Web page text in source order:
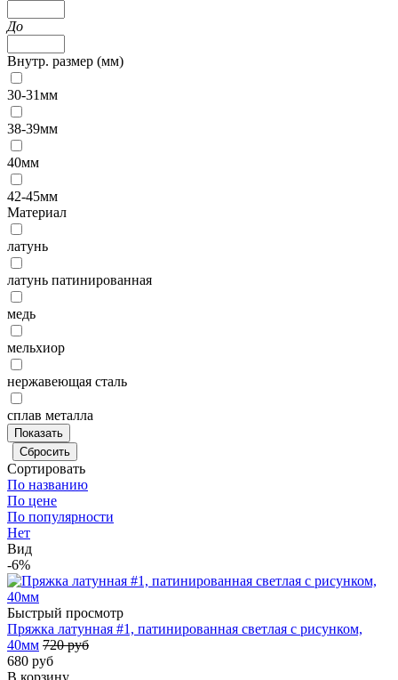
До
Внутр. размер (мм)
30-31мм
38-39мм
40мм
42-45мм
Материал
латунь
латунь патинированная
медь
мельхиор
нержавеющая сталь
сплав металла
Сортировать
По названию
По цене
По популярности
Нет
Вид
-6%
Быстрый просмотр
Пряжка латунная #1, патинированная светлая с рисунком,
40мм 720 руб
680 руб
В корзину